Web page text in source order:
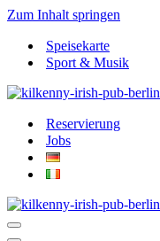
Zum Inhalt springen
Speisekarte
Sport & Musik
Reservierung
Jobs
Navigationsmenü